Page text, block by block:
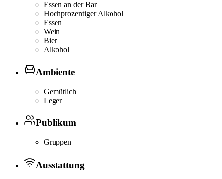
Essen an der Bar
Hochprozentiger Alkohol
Essen
Wein
Bier
Alkohol
Ambiente
Gemütlich
Leger
Publikum
Gruppen
Ausstattung